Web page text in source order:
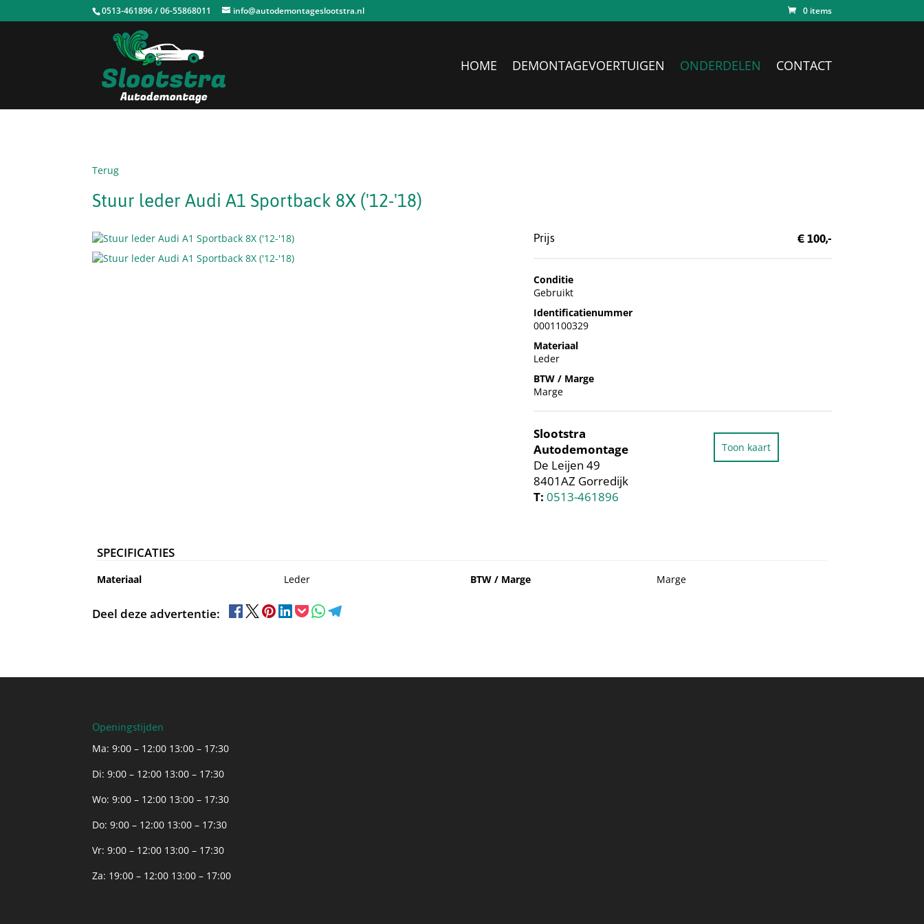
0513-461896 / 06-55868011 info@autodemontageslootstra.nl 0 items
HOME DEMONTAGEVOERTUIGEN ONDERDELEN CONTACT
Terug
Stuur leder Audi A1 Sportback 8X ('12-'18)
Prijs € 100,-
Conditie
Gebruikt
Identificatienummer
0001100329
Materiaal
Leder
BTW / Marge
Marge
Slootstra
Autodemontage
De Leijen 49
8401AZ Gorredijk
T: 0513-461896
Toon kaart
SPECIFICATIES
Materiaal Leder BTW / Marge Marge
Deel deze advertentie:
Openingstijden
Ma: 9:00 – 12:00 13:00 – 17:30
Di: 9:00 – 12:00 13:00 – 17:30
Wo: 9:00 – 12:00 13:00 – 17:30
Do: 9:00 – 12:00 13:00 – 17:30
Vr: 9:00 – 12:00 13:00 – 17:30
Za: 19:00 – 12:00 13:00 – 17:00